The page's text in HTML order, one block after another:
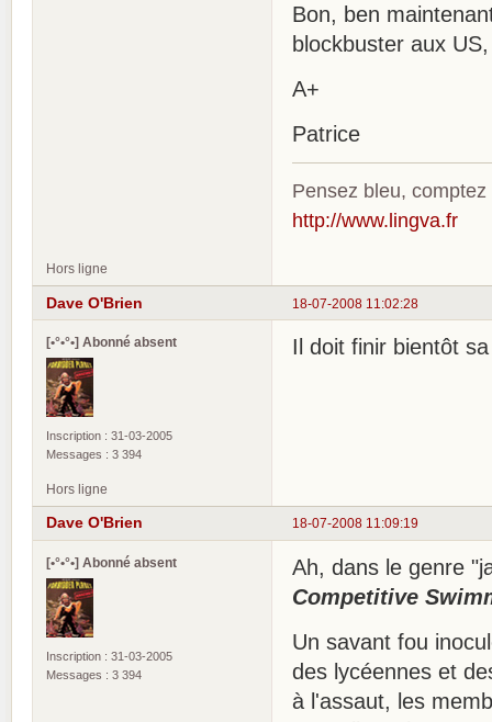
Bon, ben
blockbuster aux
A+
Patrice
Pensez bleu, comptez
http://www.lingva.fr
Hors ligne
18-07-2008 11:02:28
Dave O'Brien
[•°•°•] Abonné absent
Inscription : 31-03-2005
Messages : 3 394
Il doit finir bientôt
Hors ligne
18-07-2008 11:09:19
Dave O'Brien
[•°•°•] Abonné absent
Inscription : 31-03-2005
Messages : 3 394
Ah, dans le genre
Competitive
Un savant fou
des lycéennes et
à l'assaut, les